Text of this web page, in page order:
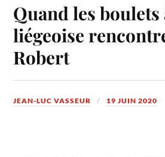
Quand les boulets
liégeoise
Robert
JEAN-LUC VASSEUR 19 JUIN 2020